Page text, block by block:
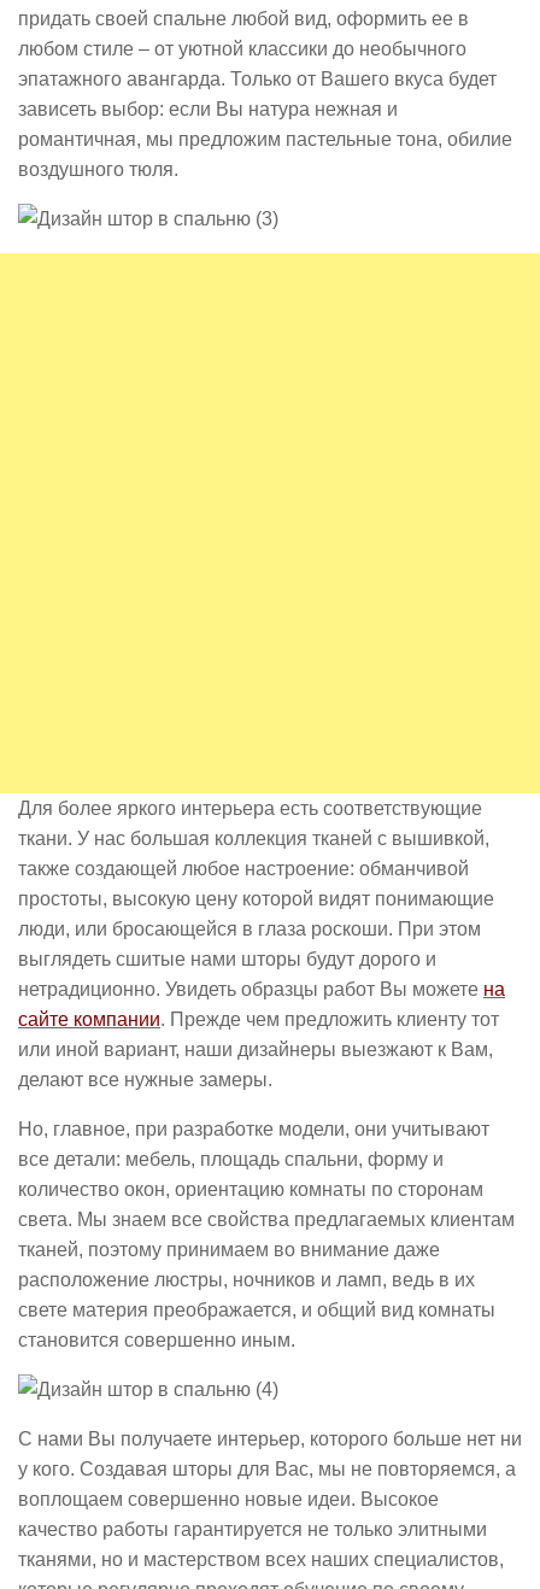
придать своей спальне любой вид, оформить ее в
любом стиле – от уютной классики до необычного
эпатажного авангарда. Только от Вашего вкуса будет
зависеть выбор: если Вы натура нежная и
романтичная, мы предложим пастельные тона, обилие
воздушного тюля.
Для более яркого интерьера есть соответствующие
ткани. У нас большая коллекция тканей с вышивкой,
также создающей любое настроение: обманчивой
простоты, высокую цену которой видят понимающие
люди, или бросающейся в глаза роскоши. При этом
выглядеть сшитые нами шторы будут дорого и
нетрадиционно. Увидеть образцы работ Вы можете на
сайте компании. Прежде чем предложить клиенту тот
или иной вариант, наши дизайнеры выезжают к Вам,
делают все нужные замеры.
Но, главное, при разработке модели, они учитывают
все детали: мебель, площадь спальни, форму и
количество окон, ориентацию комнаты по сторонам
света. Мы знаем все свойства предлагаемых клиентам
тканей, поэтому принимаем во внимание даже
расположение люстры, ночников и ламп, ведь в их
свете материя преображается, и общий вид комнаты
становится совершенно иным.
С нами Вы получаете интерьер, которого больше нет ни
у кого. Создавая шторы для Вас, мы не повторяемся, а
воплощаем совершенно новые идеи. Высокое
качество работы гарантируется не только элитными
тканями, но и мастерством всех наших специалистов,